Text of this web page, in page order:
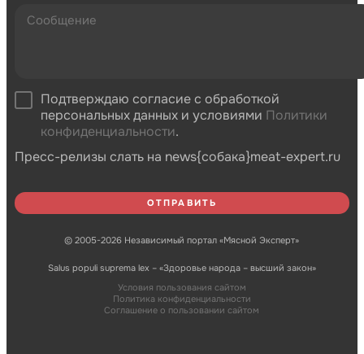
Подтверждаю согласие с обработкой
персональных данных и условиями Политики
конфиденциальности.
Пресс-релизы слать на news{собака}meat-expert.ru
© 2005-2026 Независимый портал «Мясной Эксперт»
Salus populi suprema lex – «Здоровье народа – высший закон»
Условия пользования сайтом
Политика конфиденциальности
Соглашение о пользовании сайтом